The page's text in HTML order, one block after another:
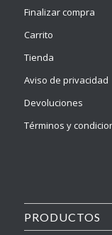
Finalizar compra
Carrito
Tienda
Aviso de privacidad
Devoluciones
Términos y
PRODUCTOS